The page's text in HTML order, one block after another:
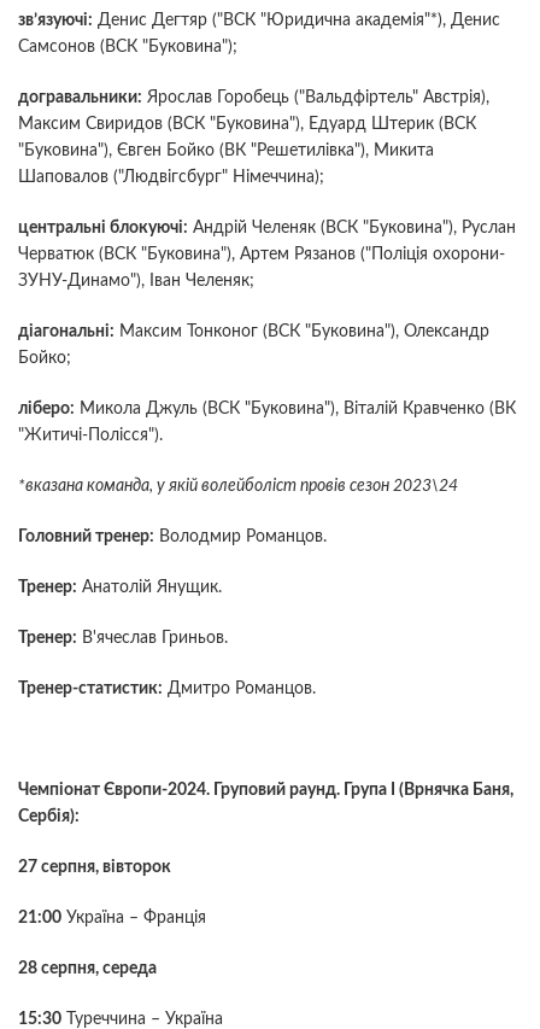
зв’язуючі: Денис Дегтяр ("ВСК "Юридична академія"*), Денис
Самсонов (ВСК "Буковина");
догравальники: Ярослав Горобець ("Вальдфіртель" Австрія),
Максим Свиридов (ВСК "Буковина"), Едуард Штерик (ВСК
"Буковина"), Євген Бойко (ВК "Решетилівка"), Микита
Шаповалов ("Людвігсбург" Німеччина);
центральні блокуючі: Андрій Челеняк (ВСК "Буковина"), Руслан
Черватюк (ВСК "Буковина"), Артем Рязанов ("Поліція охорони-
ЗУНУ-Динамо"), Іван Челеняк;
діагональні: Максим Тонконог (ВСК "Буковина"), Олександр
Бойко;
ліберо: Микола Джуль (ВСК "Буковина"), Віталій Кравченко (ВК
"Житичі-Полісся").
*вказана команда, у якій волейболіст провів сезон 2023\24
Головний тренер: Володмир Романцов.
Тренер: Анатолій Янущик.
Тренер: В'ячеслав Гриньов.
Тренер-статистик: Дмитро Романцов.
Чемпіонат Європи-2024. Груповий раунд. Група І (Врнячка Баня,
Сербія):
27 серпня, вівторок
21:00 Україна – Франція
28 серпня, середа
15:30 Туреччина – Україна